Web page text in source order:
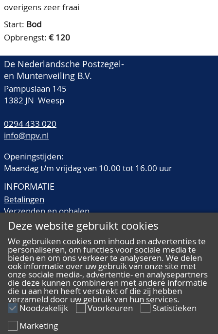
overigens zeer fraai
Start: Bod
Opbrengst: € 120
De Nederlandsche Postzegel-
en Muntenveiling B.V.
Pampuslaan 145
1382 JN Weesp
0294 433 020
info@npv.nl
Openingstijden:
Maandag t/m vrijdag van 10.00 tot 16.00 uur
INFORMATIE
Betalingen
Verzenden en ophalen
Veilingtermen
Kwaliteitsomschrijvingen
Veelgestelde vragen
ALGEMEEN
Algemene voorwaarden
Deze website gebruikt cookies
We gebruiken cookies om inhoud en advertenties te
personaliseren, om functies voor sociale media te
bieden en om ons verkeer te analyseren. We delen
ook informatie over uw gebruik van onze site met
onze sociale media-, advertentie- en analysepartners
die deze kunnen combineren met andere informatie
die u aan hen heeft verstrekt of die zij hebben
verzameld door uw gebruik van hun services.
Noodzakelijk Voorkeuren
Statistieken
Marketing